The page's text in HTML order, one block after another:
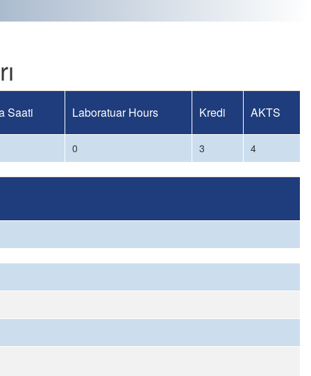
Saati Laboratuar Hours Kredi AKTS
0 3 4